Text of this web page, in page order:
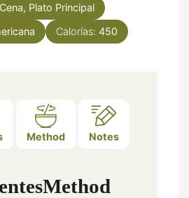
Cena, Plato Principal
Calorías: 450
Method Notes
Method